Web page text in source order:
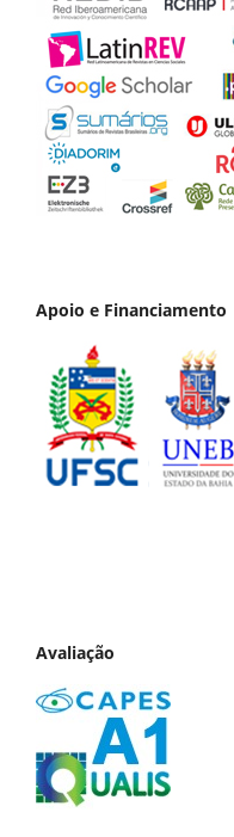
Apoio e Financiamento
Avaliação